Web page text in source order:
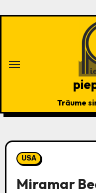
Träume
USA
Miramar